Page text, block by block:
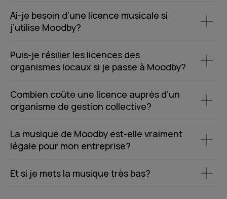
Ai-je besoin d’une licence musicale si
j’utilise Moodby?
Puis-je résilier les licences des
organismes locaux si je passe à Moodby?
Combien coûte une licence auprès d’un
organisme de gestion collective?
La musique de Moodby est-elle vraiment
légale pour mon entreprise?
Et si je mets la musique très bas?